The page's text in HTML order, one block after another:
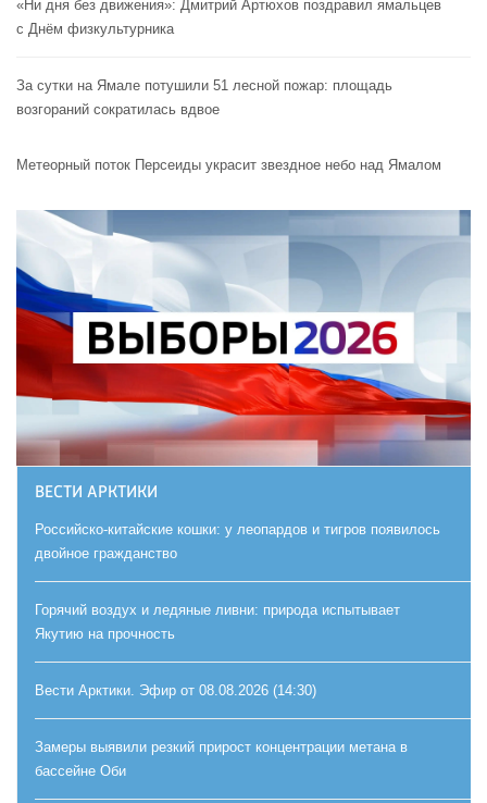
«Ни дня без движения»: Дмитрий Артюхов поздравил ямальцев
с Днём физкультурника
За сутки на Ямале потушили 51 лесной пожар: площадь
возгораний сократилась вдвое
Метеорный поток Персеиды украсит звездное небо над Ямалом
ВЕСТИ АРКТИКИ
Российско-китайские кошки: у леопардов и тигров появилось
двойное гражданство
Горячий воздух и ледяные ливни: природа испытывает
Якутию на прочность
Вести Арктики. Эфир от 08.08.2026 (14:30)
Замеры выявили резкий прирост концентрации метана в
бассейне Оби